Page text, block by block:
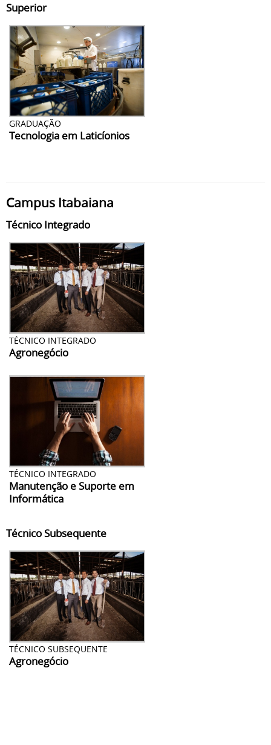
Superior
GRADUAÇÃO
Tecnologia em Laticíonios
Campus Itabaiana
Técnico Integrado
TÉCNICO INTEGRADO
Agronegócio
TÉCNICO INTEGRADO
Manutenção e Suporte em
Informática
Técnico Subsequente
TÉCNICO SUBSEQUENTE
Agronegócio